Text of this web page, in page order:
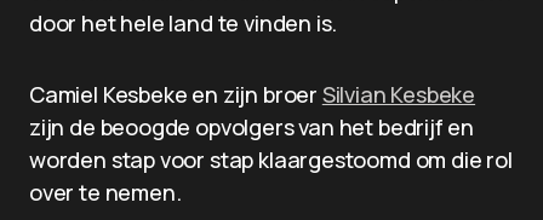
door het hele land te vinden is.
Camiel Kesbeke en zijn broer Silvian Kesbeke
zijn de beoogde opvolgers van het bedrijf en
worden stap voor stap klaargestoomd om die rol
over te nemen.